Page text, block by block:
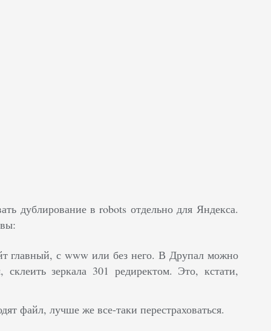
дублирование в robots отдельно для Яндекса.
главный, с www или без него. В Друпал можно
зеркала 301 редиректом. Это, кстати,
файл, лучше же все-таки перестраховаться.